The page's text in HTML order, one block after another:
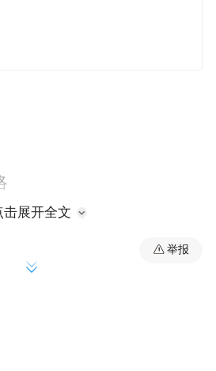
什么期待了。披着白大褂
击展开全文
举报